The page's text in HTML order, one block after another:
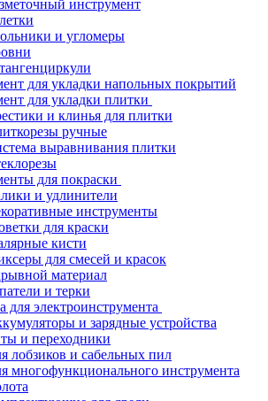
инструмент
и угломеры
для укладки напольных покрытий
для укладки плитки
и клинья для плитки
ручные
выравнивания плитки
для покраски
и удлинители
инструменты
для краски
кисти
для смесей и красок
материал
и терки
для электроинструмента
и зарядные устройства
и переходники
лобзиков и сабельных пил
многофункционального инструмента